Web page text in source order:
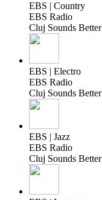
EBS | Country
EBS Radio
Cluj Sounds Better
EBS | Electro
EBS Radio
Cluj Sounds Better
EBS | Jazz
EBS Radio
Cluj Sounds Better